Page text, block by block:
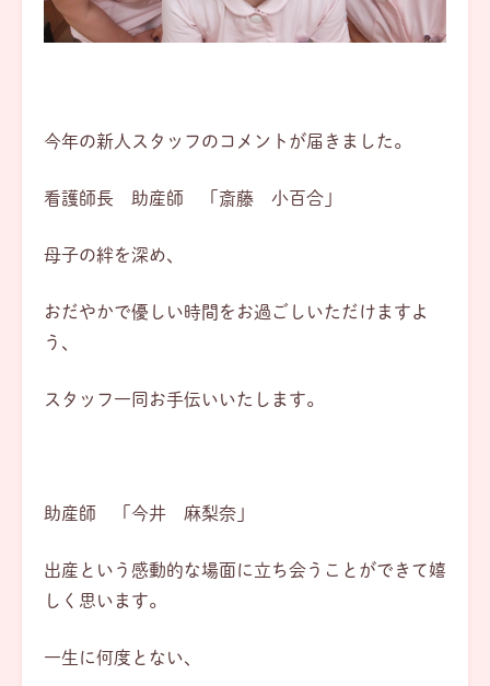
今年の新人スタッフのコメントが届きました。
看護師長 助産師 「斎藤 小百合」
母子の絆を深め、
おだやかで優しい時間をお過ごしいただけますよ
う、
スタッフ一同お手伝いいたします。
助産師 「今井 麻梨奈」
出産という感動的な場面に立ち会うことができて嬉
しく思います。
一生に何度とない、